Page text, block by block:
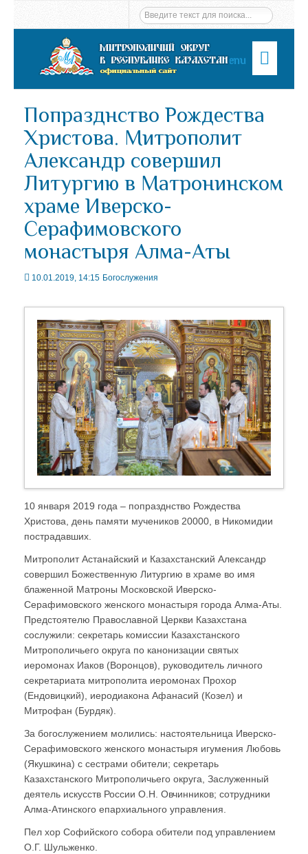
Menu
Попразднство Рождества
Христова. Митрополит
Александр совершил
Литургию в Матронинском
храме Иверско-
Серафимовского
монастыря Алма-Аты
10.01.2019, 14:15 Богослужения
10 января 2019 года – попразднство Рождества
Христова, день памяти мучеников 20000, в Никомидии
пострадавших.
Митрополит Астанайский и Казахстанский Александр
совершил Божественную Литургию в храме во имя
блаженной Матроны Московской Иверско-
Серафимовского женского монастыря города Алма-Аты.
Предстоятелю Православной Церкви Казахстана
сослужили: секретарь комиссии Казахстанского
Митрополичьего округа по канонизации святых
иеромонах Иаков (Воронцов), руководитель личного
секретариата митрополита иеромонах Прохор
(Ендовицкий), иеродиакона Афанасий (Козел) и
Митрофан (Бурдяк).
За богослужением молились: настоятельница Иверско-
Серафимовского женского монастыря игумения Любовь
(Якушкина) с сестрами обители; секретарь
Казахстанского Митрополичьего округа, Заслуженный
деятель искусств России О.Н. Овчинников; сотрудники
Алма-Атинского епархиального управления.
Пел хор Софийского собора обители под управлением
О.Г. Шульженко.